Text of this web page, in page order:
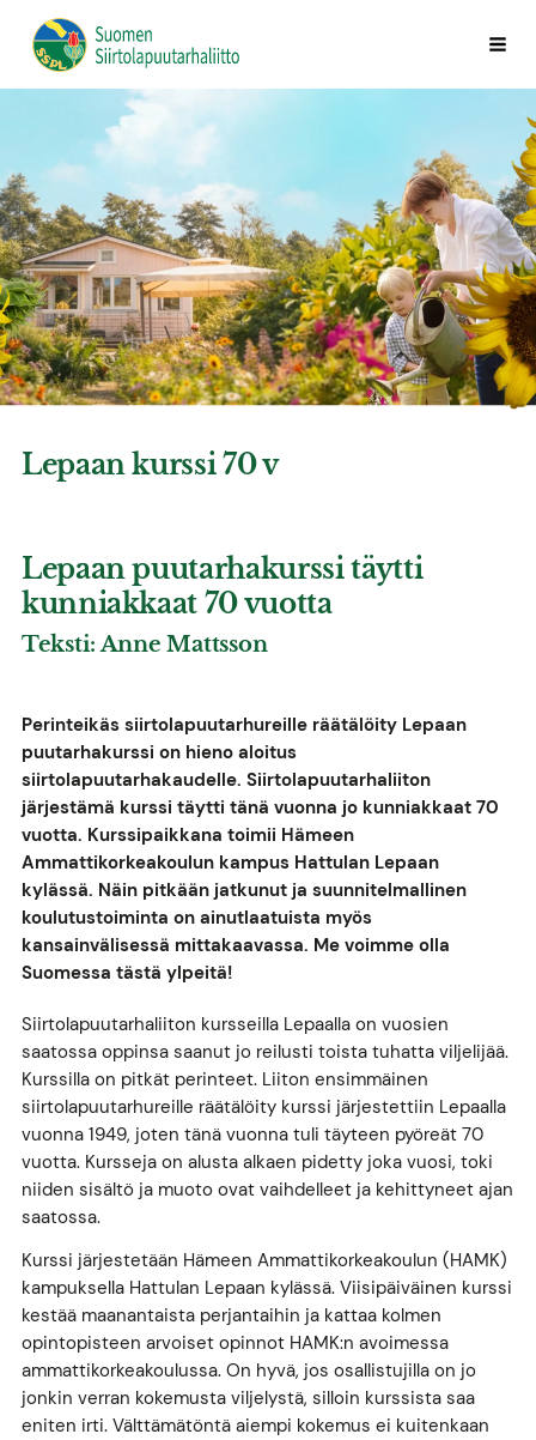
Siirry
sivun
Suomen Siirtolapuutarhaliitto ry
Lepaan kurssi 70 v
Lepaan puutarhakurssi täytti
kunniakkaat 70 vuotta
Teksti: Anne Mattsson
Perinteikäs siirtolapuutarhureille räätälöity Lepaan
puutarhakurssi on hieno aloitus
siirtolapuutarhakaudelle. Siirtolapuutarhaliiton
järjestämä kurssi täytti tänä vuonna jo kunniakkaat 70
vuotta. Kurssipaikkana toimii Hämeen
Ammattikorkeakoulun kampus Hattulan Lepaan
kylässä. Näin pitkään jatkunut ja suunnitelmallinen
koulutustoiminta on ainutlaatuista myös
kansainvälisessä mittakaavassa. Me voimme olla
Suomessa tästä ylpeitä!
Siirtolapuutarhaliiton kursseilla Lepaalla on vuosien
saatossa oppinsa saanut jo reilusti toista tuhatta viljelijää.
Kurssilla on pitkät perinteet. Liiton ensimmäinen
siirtolapuutarhureille räätälöity kurssi järjestettiin Lepaalla
vuonna 1949, joten tänä vuonna tuli täyteen pyöreät 70
vuotta. Kursseja on alusta alkaen pidetty joka vuosi, toki
niiden sisältö ja muoto ovat vaihdelleet ja kehittyneet ajan
saatossa.
Kurssi järjestetään Hämeen Ammattikorkeakoulun (HAMK)
kampuksella Hattulan Lepaan kylässä. Viisipäiväinen kurssi
kestää maanantaista perjantaihin ja kattaa kolmen
opintopisteen arvoiset opinnot HAMK:n avoimessa
ammattikorkeakoulussa. On hyvä, jos osallistujilla on jo
jonkin verran kokemusta viljelystä, silloin kurssista saa
eniten irti. Välttämätöntä aiempi kokemus ei kuitenkaan